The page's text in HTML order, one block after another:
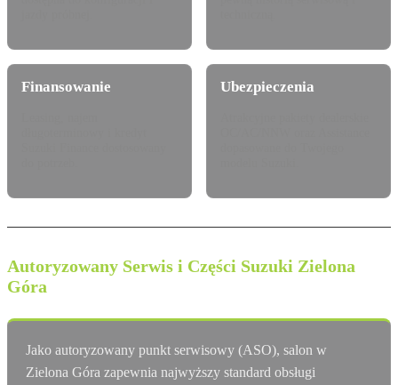
Finansowanie Ubezpieczenia
Autoryzowany Serwis i Części Suzuki Zielona
Góra
Jako autoryzowany punkt serwisowy (ASO), salon w
Zielona Góra zapewnia najwyższy standard obsługi